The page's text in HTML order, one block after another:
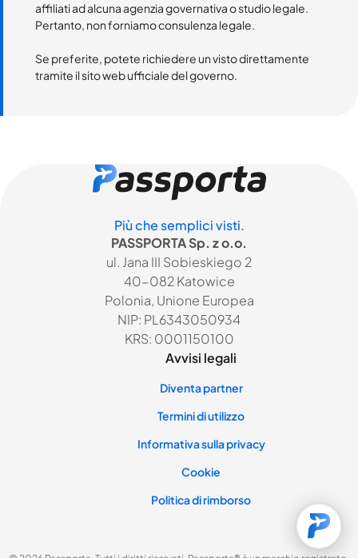
affiliati ad alcuna agenzia governativa o studio legale.
Pertanto, non forniamo consulenza legale.
Se preferite, potete richiedere un visto direttamente
tramite il sito web ufficiale del governo.
Più che semplici visti.
PASSPORTA Sp. z o.o.
ul. Jana III Sobieskiego 2
40-082 Katowice
Polonia, Unione Europea
NIP: PL6343050934
KRS: 0001150100
Avvisi legali
Diventa partner
Termini di utilizzo
Informativa sulla privacy
Cookie
Politica di rimborso